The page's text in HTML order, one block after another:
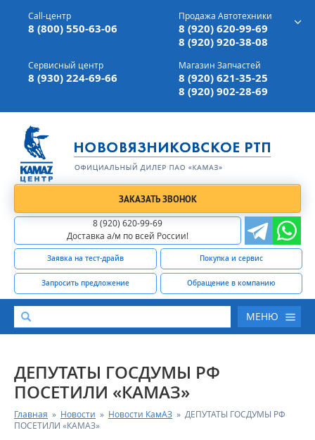
г. Вязники,ул. Механизаторов, д 90
Доставка а/м,по всей России
Call-центр
8 (800) 550-63-06
Продажа Автотехники
8 (920) 620-99-69
8 (920) 920-38-08
Сервисный центр
8 (930) 224-69-66
Магазин Запчастей
8 (920) 621-35-25
8 (920) 902-28-69
ЗАКАЗАТЬ ЗВОНОК
8 (920) 620-99-69
Доставка а/м по всей России!
Заявка на тест-драйв Покупка и сервис
Запросить предложение Обращение в компанию
МЕНЮ
КАТАЛОГ АВТОТЕХНИКИ
ДЕПУТАТЫ ГОСДУМЫ РФ
ПОСЕТИЛИ «КАМАЗ»
Главная » Новости » Новости КамАЗ » ДЕПУТАТЫ ГОСДУМЫ РФ
ПОСЕТИЛИ «КАМАЗ»